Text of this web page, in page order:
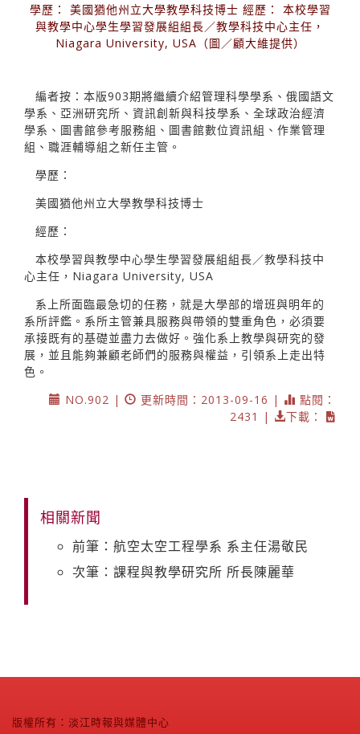
學歷： 美國猶他州立大學教學科技博士 經歷： 本校學習
與教學中心學生學習發展組組長／教學科技中心主任，
Niagara University, USA（圖／顧大維提供）
編者按：本版903期將繼續介紹管理科學學系、俄國語文
學系、亞洲研究所、資訊創新與科技學系、全球政治經濟
學系、圖書館參考服務組、圖書館數位資訊組、作業管理
組、職涯輔導組之新任主管。
學歷：
美國猶他州立大學教學科技博士
經歷：
本校學習與教學中心學生學習發展組組長／教學科技中
心主任，Niagara University, USA
系上所面臨最急切的任務，就是大學部的增班與明年的
系所評鑑。系所主管兼具服務與帶領的雙重角色，必須要
承接既有的基礎並盡力去做好。強化系上教學與研究的發
展，並且能夠兼顧老師們的服務與權益，引領系上走出特
色。
NO.902 |
更新時間：2013-09-16 |
點閱：
2431 |
下載：
相關新聞
前筆：航空太空工程學系 系主任湯敬民
次筆：課程與教學研究所 所長陳麗華
版權所有：淡江時報與媒體中心